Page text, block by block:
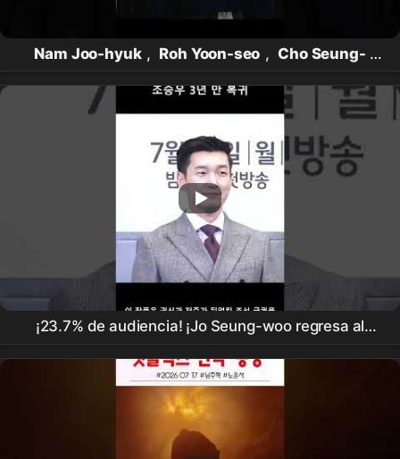
Nam Joo-hyuk , Roh Yoon-seo , Cho Seung-
woo : ¡Elenco legendario! El drama histórico
ocultista de
Netflix ' Donggung
' se estrena el 17
del próximo mes # Donggung # Netflix
#NamJooHyuk #RohYoonSeo #ChoSeungWoo
¡23.7% de audiencia! ¡Jo Seung-woo regresa al
drama después de 3 años! Netflix ' Donggung '
se estrena el 17 de julio